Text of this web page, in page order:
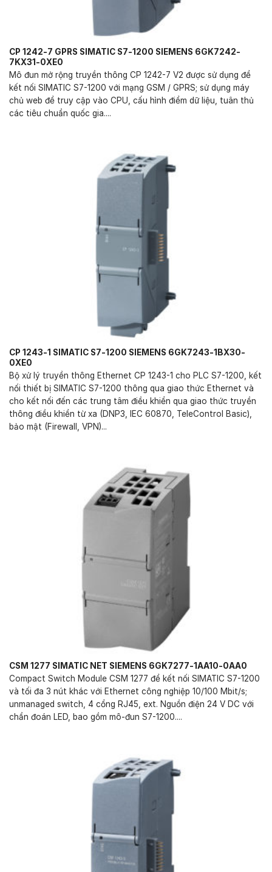
CP 1242-7 GPRS SIMATIC S7-1200 SIEMENS 6GK7242-
7KX31-0XE0
Mô đun mở rộng truyền thông CP 1242-7 V2 được sử dụng để
kết nối SIMATIC S7-1200 với mạng GSM / GPRS; sử dụng máy
chủ web để truy cập vào CPU, cấu hình điểm dữ liệu, tuân thủ
các tiêu chuẩn quốc gia....
CP 1243-1 SIMATIC S7-1200 SIEMENS 6GK7243-1BX30-
0XE0
Bộ xử lý truyền thông Ethernet CP 1243-1 cho PLC S7-1200, kết
nối thiết bị SIMATIC S7-1200 thông qua giao thức Ethernet và
cho kết nối đến các trung tâm điều khiển qua giao thức truyền
thông điều khiển từ xa (DNP3, IEC 60870, TeleControl Basic),
bảo mật (Firewall, VPN)...
CSM 1277 SIMATIC NET SIEMENS 6GK7277-1AA10-0AA0
Compact Switch Module CSM 1277 để kết nối SIMATIC S7-1200
và tối đa 3 nút khác với Ethernet công nghiệp 10/100 Mbit/s;
unmanaged switch, 4 cổng RJ45, ext. Nguồn điện 24 V DC với
chẩn đoán LED, bao gồm mô-đun S7-1200....